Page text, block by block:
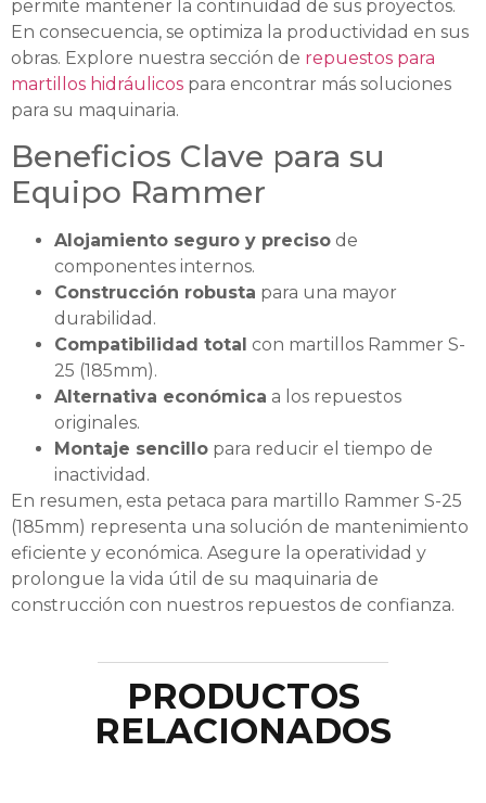
permite mantener la continuidad de sus proyectos.
En consecuencia, se optimiza la productividad en sus
obras. Explore nuestra sección de repuestos para
martillos hidráulicos para encontrar más soluciones
para su maquinaria.
Beneficios Clave para su
Equipo Rammer
Alojamiento seguro y preciso de
componentes internos.
Construcción robusta para una mayor
durabilidad.
Compatibilidad total con martillos Rammer S-
25 (185mm).
Alternativa económica a los repuestos
originales.
Montaje sencillo para reducir el tiempo de
inactividad.
En resumen, esta petaca para martillo Rammer S-25
(185mm) representa una solución de mantenimiento
eficiente y económica. Asegure la operatividad y
prolongue la vida útil de su maquinaria de
construcción con nuestros repuestos de confianza.
PRODUCTOS
RELACIONADOS